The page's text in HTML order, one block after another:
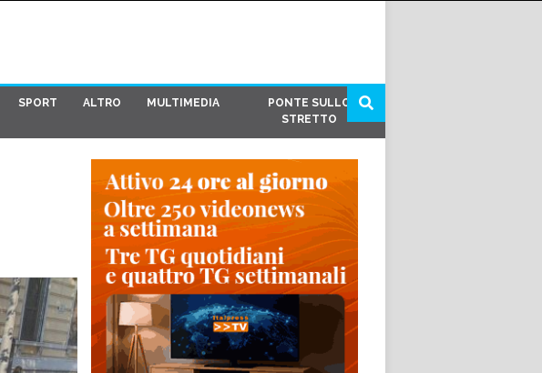
SPORT ALTRO MULTIMEDIA
PONTE SULLO
STRETTO